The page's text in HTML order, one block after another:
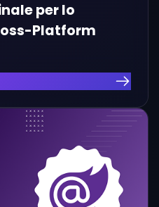
per lo
Platform